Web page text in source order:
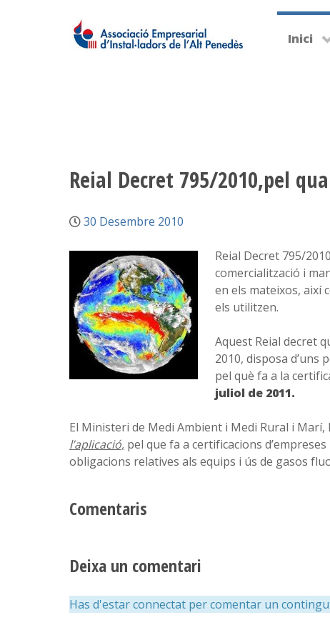
Inici
Reial Decret 795/2010,pel
30 Desembre 2010
Reial Decret 795/
comercialització i
en els mateixos, així
els utilitzen.
Aquest Reial decret
2010, disposa d’uns
pel què fa a la
juliol de 2011.
El Ministeri de Medi Ambient i Medi Rural i
l’aplicació, pel que fa a certificacions
obligacions relatives als equips i ús de gasos
Comentaris
Deixa un comentari
Has d'estar connectat per comentar un